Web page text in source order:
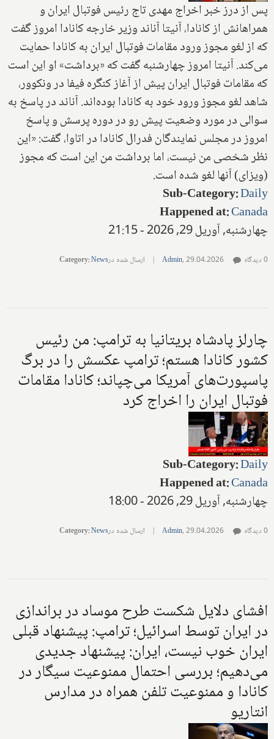
پس از درز خبر اخراج مهدی تاج رئیس فوتبال ایران و
همراهانش از کانادا، آنیتا آناند وزیر خارجه کانادا امروز گفت
که از لغو مجوز ورود مقامات فوتبال ایران به کانادا حمایت
می‌کند. آنیتا امروز چهارشنبه گفت که «برداشت» او این است
که مقامات فوتبال ایران پیش از آغاز کنگره فیفا در ونکوور،
شاهد لغو مجوز ورود خود به کانادا بوده‌اند. آناند در پاسخ به
سوالی در مورد وضعیت پیش رو در دوره پرسش و پاسخ
امروز در مجلس نمایندگان فدرال کانادا در اتاوا، گفت: «این
نظر شخصی من نیست، اما برداشت من این است که مجوز
(ویزای) آنها لغو شده است.
Sub-Category:Daily
Happened at:Canada
چهارشنبه, آوریل 29, 2026 - 21:15
Admin,29.04.2026
| ارسال شده در Category:News 0 دیدگاه
چارلز پادشاه بریتانیا به ترامپ: من رئیس
کشور کانادا هستم؛ ترامپ عکسش را در برگ
پاسپورت‌های آمریکا می‌چپاند؛ کانادا مقامات
فوتبال ایران را اخراج کرد
Sub-Category:Daily
Happened at:Canada
چهارشنبه, آوریل 29, 2026 - 18:00
Admin,29.04.2026
| ارسال شده در Category:News 0 دیدگاه
افشای دلایل شکست طرح موساد در براندازی
در ایران توسط اسرائیل؛ ترامپ: پیشنهاد قبلی
ایران خوب نیست، ایران: پیشنهاد جدیدی
می‌دهیم؛ بررسی احتمال ممنوعیت سیگار در
کانادا و ممنوعیت تلفن همراه در مدارس
انتاریو